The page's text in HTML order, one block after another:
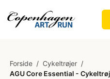
Forside / Cykeltrøjer /
AGU Core Essential -